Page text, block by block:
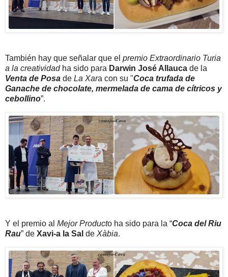
También hay que señalar que el premio Extraordinario Turia
a la creatividadha sido para Darwin José Allauca de la
Venta de Posa de La Xara con su "Coca trufada de
Ganache de chocolate, mermelada de cama de cítricos y
cebollino”.
Y el premio al Mejor Producto ha sido para la “Coca del Riu
Rau” de Xavi-a la Sal de Xàbia.